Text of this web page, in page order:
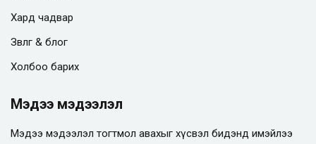
Хард чадвар
Зөвлөгөө & блог
Холбоо барих
Мэдээ мэдээлэл
Мэдээ мэдээлэл тогтмол авахыг хүсвэл бидэнд имэйлээ